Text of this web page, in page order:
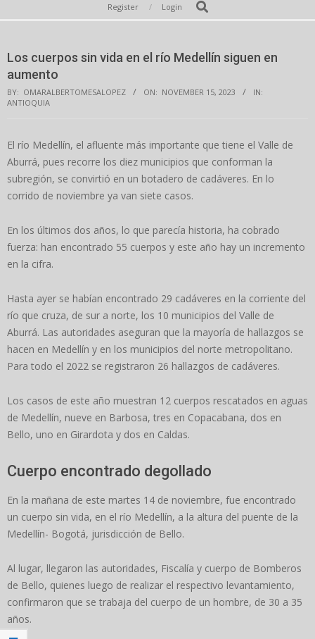
Navigation
Register Login Search
Los cuerpos sin vida en el río Medellín siguen en
aumento
BY: OMARALBERTOMESALOPEZ ON: NOVEMBER 15, 2023
IN:
ANTIOQUIA
El río Medellín, el afluente más importante que tiene el Valle de
Aburrá, pues recorre los diez municipios que conforman la
subregión, se convirtió en un botadero de cadáveres. En lo
corrido de noviembre ya van siete casos.
En los últimos dos años, lo que parecía historia, ha cobrado
fuerza: han encontrado 55 cuerpos y este año hay un incremento
en la cifra.
Hasta ayer se habían encontrado 29 cadáveres en la corriente del
río que cruza, de sur a norte, los 10 municipios del Valle de
Aburrá. Las autoridades aseguran que la mayoría de hallazgos se
hacen en Medellín y en los municipios del norte metropolitano.
Para todo el 2022 se registraron 26 hallazgos de cadáveres.
Los casos de este año muestran 12 cuerpos rescatados en aguas
de Medellín, nueve en Barbosa, tres en Copacabana, dos en
Bello, uno en Girardota y dos en Caldas.
Cuerpo encontrado degollado
En la mañana de este martes 14 de noviembre, fue encontrado
un cuerpo sin vida, en el río Medellín, a la altura del puente de la
Medellín- Bogotá, jurisdicción de Bello.
Al lugar, llegaron las autoridades, Fiscalía y cuerpo de Bomberos
de Bello, quienes luego de realizar el respectivo levantamiento,
confirmaron que se trabaja del cuerpo de un hombre, de 30 a 35
años.